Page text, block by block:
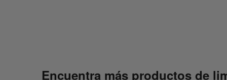
Encuentra más productos de